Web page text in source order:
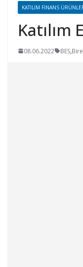
KATILIM FINANS
Katılım
08.06.2022 BES,